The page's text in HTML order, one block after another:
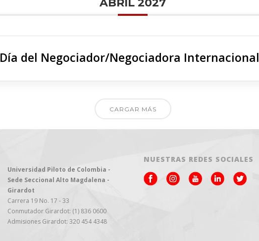
ABRIL 2027
Día del Negociador/Negociadora Internacional
CARGAR MÁS
Universidad Piloto de Colombia -
Sede Seccional Alto Magdalena -
Girardot
Carrera 19 No. 17 - 33
Conmutador Girardot: (1) 836 0600
Admisiones Girardot: 320 454 4348
NUESTRAS REDES SOCIALES